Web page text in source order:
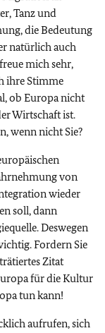
Tanz und
die Bedeutung
natürlich auch
mich sehr,
ihre Stimme
ob Europa nicht
Wirtschaft ist.
wenn nicht Sie?
von
wieder
soll, dann
Deswegen
Fordern Sie
Zitat
für die Kultur
tun kann!
aufrufen, sich